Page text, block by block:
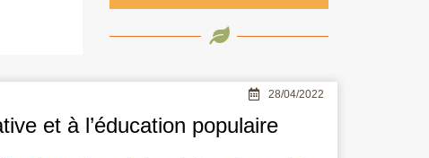
28/04/2022
et à l’éducation populaire